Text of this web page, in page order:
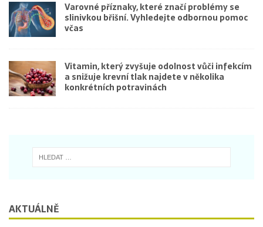
Varovné příznaky, které značí problémy se
slinivkou břišní. Vyhledejte odbornou pomoc
včas
Vitamin, který zvyšuje odolnost vůči infekcím
a snižuje krevní tlak najdete v několika
konkrétních potravinách
AKTUÁLNĚ